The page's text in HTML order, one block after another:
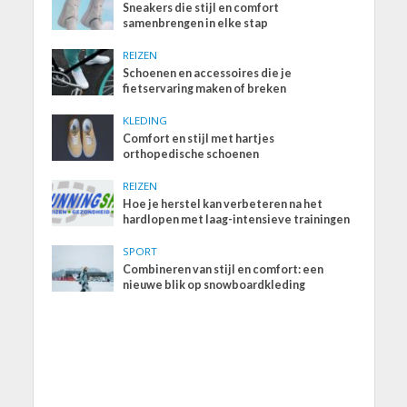
Sneakers die stijl en comfort
samenbrengen in elke stap
REIZEN
Schoenen en accessoires die je
fietservaring maken of breken
KLEDING
Comfort en stijl met hartjes
orthopedische schoenen
REIZEN
Hoe je herstel kan verbeteren na het
hardlopen met laag-intensieve trainingen
SPORT
Combineren van stijl en comfort: een
nieuwe blik op snowboardkleding